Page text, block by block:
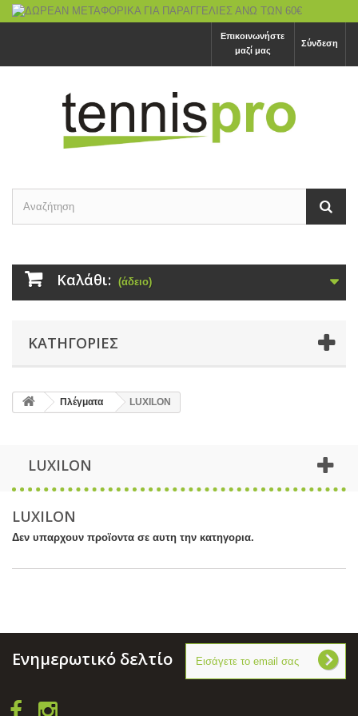
Σύνδεση
Επικοινωνήστε
μαζί μας
Καλάθι: (άδειο)
ΚΑΤΗΓΟΡΙΕΣ
Πλέγματα LUXILON
LUXILON
LUXILON
Δεν υπαρχουν προϊοντα σε αυτη την κατηγορια.
Ενημερωτικό δελτίο